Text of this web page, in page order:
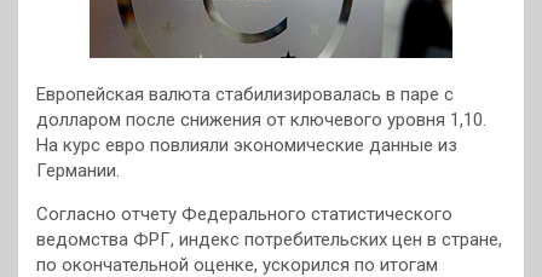
Европейская валюта стабилизировалась в паре с
долларом после снижения от ключевого уровня 1,10.
На курс евро повлияли экономические данные из
Германии.
Согласно отчету Федерального статистического
ведомства ФРГ, индекс потребительских цен в стране,
по окончательной оценке, ускорился по итогам